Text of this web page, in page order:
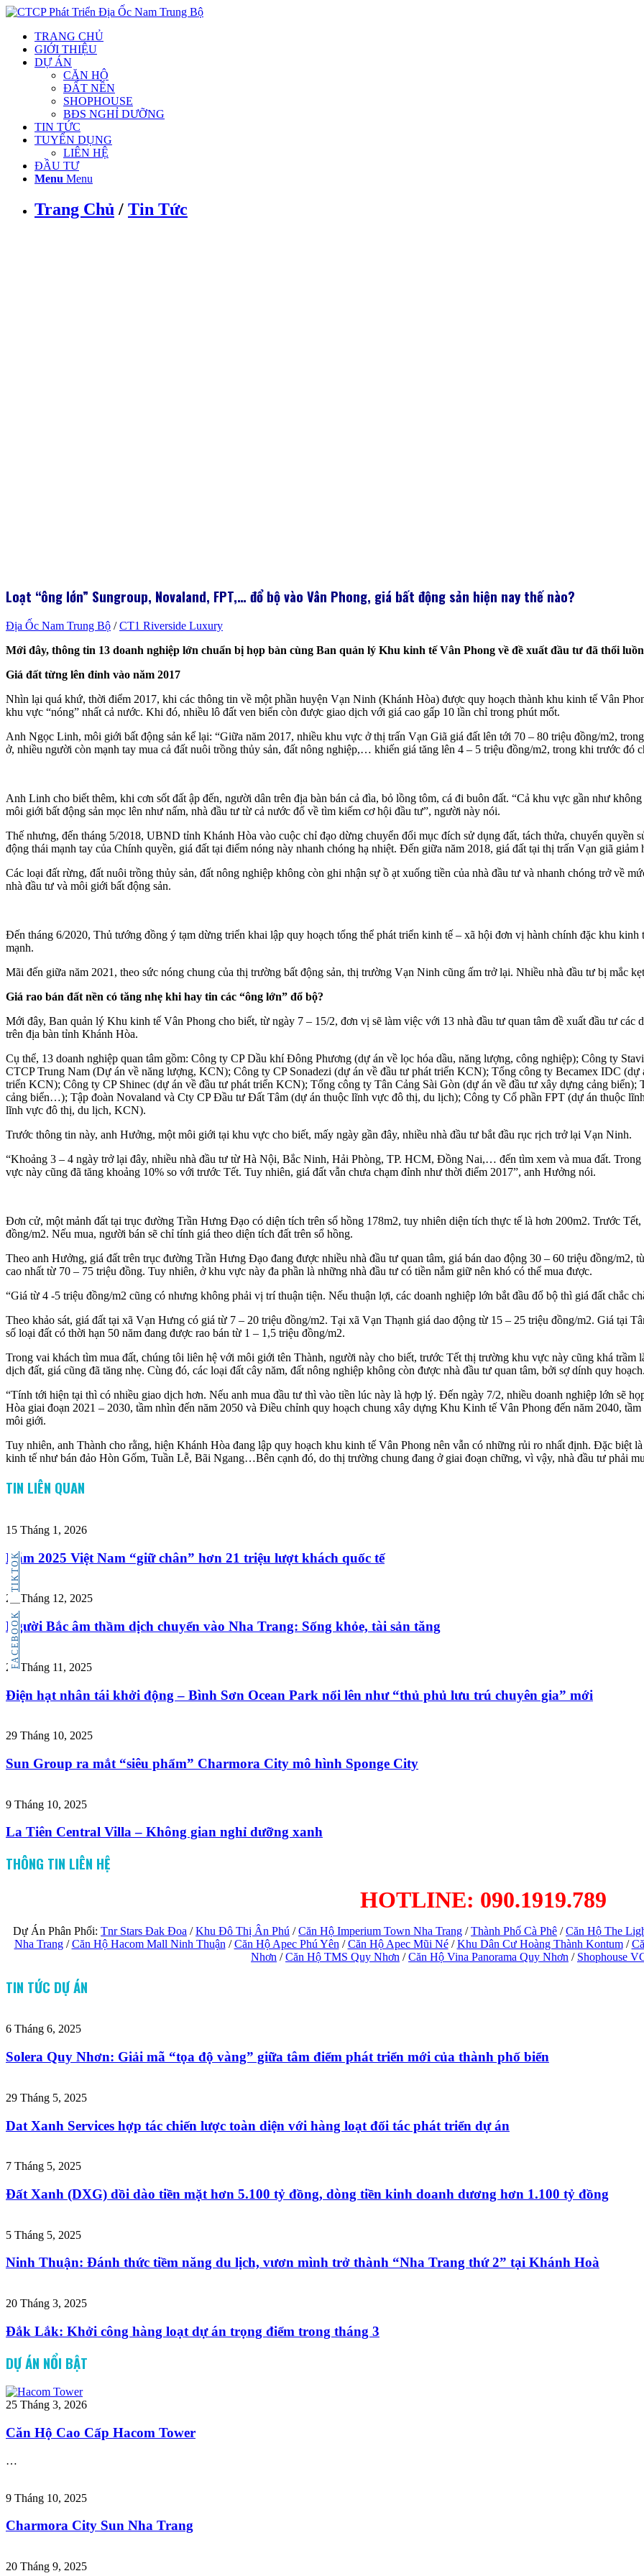
FACEBOOK
TIKTOK
TRANG CHỦ
GIỚI THIỆU
DỰ ÁN
CĂN HỘ
ĐẤT NỀN
SHOPHOUSE
BĐS NGHỈ DƯỠNG
TIN TỨC
TUYỂN DỤNG
LIÊN HỆ
ĐẦU TƯ
Menu Menu
Trang Chủ / Tin Tức
Loạt “ông lớn” Sungroup, Novaland, FPT,… đổ bộ vào Vân Phong, giá bất động sản hiện nay thế nào?
Địa Ốc Nam Trung Bộ /CT1 Riverside Luxury
Mới đây, thông tin 13 doanh nghiệp lớn chuẩn bị họp bàn cùng Ban quản lý Khu kinh tế Vân Phong về đề xuất đầu tư đã thổi
Giá đất từng lên đỉnh vào năm 2017
Nhìn lại quá khứ, thời điểm 2017, khi các thông tin về một phần huyện Vạn Ninh (Khánh Hòa) được quy hoạch thành khu kinh tế Vân
khu vực “nóng” nhất cả nước. Khi đó, nhiều lô đất ven biển còn được giao dịch với giá cao gấp 10 lần chỉ trong phút mốt.
Anh Ngọc Linh, môi giới bất động sản kể lại: “Giữa năm 2017, nhiều khu vực ở thị trấn Vạn Giã giá đất lên tới 70 – 80 triệu đồng/m2,
ở, nhiều người còn mạnh tay mua cả đất nuôi trồng thủy sản, đất nông nghiệp,… khiến giá tăng lên 4 – 5 triệu đồng/m2, trong khi trước đó
Anh Linh cho biết thêm, khi cơn sốt đất ập đến, người dân trên địa bàn bán cả đìa, bỏ lồng tôm, cá đi buôn đất. “Cả khu vực gần như
môi giới bất động sản mọc lên như nấm, nhà đầu tư từ cả nước đổ về tìm kiếm cơ hội đầu tư”, người này nói.
Thế nhưng, đến tháng 5/2018, UBND tỉnh Khánh Hòa vào cuộc chỉ đạo dừng chuyển đổi mục đích sử dụng đất, tách thửa, chuyển quyền
động thái mạnh tay của Chính quyền, giá đất tại điểm nóng này nhanh chóng hạ nhiệt. Đến giữa năm 2018, giá đất tại thị trấn Vạn giã
Các loại đất rừng, đất nuôi trồng thủy sản, đất nông nghiệp không còn ghi nhận sự ồ ạt xuống tiền của nhà đầu tư và nhanh chóng trở về
nhà đầu tư và môi giới bất động sản.
Đến tháng 6/2020, Thủ tướng đồng ý tạm dừng triển khai lập quy hoạch tổng thể phát triển kinh tế – xã hội đơn vị hành chính đặc khu
mạnh.
Mãi đến giữa năm 2021, theo sức nóng chung của thị trường bất động sản, thị trường Vạn Ninh cũng ấm trở lại. Nhiều nhà đầu tư bị mắc
Giá rao bán đất nền có tăng nhẹ khi hay tin các “ông lớn” đổ bộ?
Mới đây, Ban quản lý Khu kinh tế Vân Phong cho biết, từ ngày 7 – 15/2, đơn vị sẽ làm việc với 13 nhà đầu tư quan tâm đề xuất đầu tư
trên địa bàn tỉnh Khánh Hòa.
Cụ thể, 13 doanh nghiệp quan tâm gồm: Công ty CP Dầu khí Đông Phương (dự án về lọc hóa dầu, năng lượng, công nghiệp); Công ty
CTCP Trung Nam (Dự án về năng lượng, KCN); Công ty CP Sonadezi (dự án về đầu tư phát triển KCN); Tổng công ty Becamex IDC
triển KCN); Công ty CP Shinec (dự án về đầu tư phát triển KCN); Tổng công ty Tân Cảng Sài Gòn (dự án về đầu tư xây dựng cảng
cảng biển…); Tập đoàn Novaland và Cty CP Đầu tư Đất Tâm (dự án thuộc lĩnh vực đô thị, du lịch); Công ty Cổ phần FPT (dự án thuộc
lĩnh vực đô thị, du lịch, KCN).
Trước thông tin này, anh Hưởng, một môi giới tại khu vực cho biết, mấy ngày gần đây, nhiều nhà đầu tư bắt đầu rục rịch trở lại Vạn Ninh.
“Khoảng 3 – 4 ngày trở lại đây, nhiều nhà đầu tư từ Hà Nội, Bắc Ninh, Hải Phòng, TP. HCM, Đồng Nai,… đến tìm xem và mua đất.
vực này cũng đã tăng khoảng 10% so với trước Tết. Tuy nhiên, giá đất vẫn chưa chạm đỉnh như thời điểm 2017”, anh Hưởng nói.
Đơn cử, một mảnh đất tại trục đường Trần Hưng Đạo có diện tích trên sổ hồng 178m2, tuy nhiên diện tích thực tế là hơn 200m2. Trước
đồng/m2. Nếu mua, người bán sẽ chỉ tính giá theo diện tích đất trên sổ hồng.
Theo anh Hưởng, giá đất trên trục đường Trần Hưng Đạo đang được nhiều nhà đầu tư quan tâm, giá bán dao động 30 – 60 triệu đồng/
cao nhất từ 70 – 75 triệu đồng. Tuy nhiên, ở khu vực này đa phần là những nhà đầu tư có tiền nắm giữ nên khó có thể mua được.
“Giá từ 4 -5 triệu đồng/m2 cũng có nhưng không phải vị trí thuận tiện. Nếu thuận lợi, các doanh nghiệp lớn bắt đầu đổ bộ thì giá đất chắc
Theo khảo sát, giá đất tại xã Vạn Hưng có giá từ 7 – 20 triệu đồng/m2. Tại xã Vạn Thạnh giá dao động từ 15 – 25 triệu đồng/m2. Giá
số loại đất có thời hạn 50 năm đang được rao bán từ 1 – 1,5 triệu đồng/m2.
Trong vai khách tìm mua đất, chúng tôi liên hệ với môi giới tên Thành, người này cho biết, trước Tết thị trường khu vực này cũng khá trầm
dịch đất, giá cũng đã tăng nhẹ. Cùng đó, các loại đất cây năm, đất nông nghiệp không còn được nhà đầu tư quan tâm, bởi sợ dính quy hoạch.
“Tính tới hiện tại thì có nhiều giao dịch hơn. Nếu anh mua đầu tư thì vào tiền lúc này là hợp lý. Đến ngày 7/2, nhiều doanh nghiệp lớn sẽ
Hòa giai đoạn 2021 – 2030, tầm nhìn đến năm 2050 và Điều chỉnh quy hoạch chung xây dựng Khu Kinh tế Vân Phong đến năm 2040,
môi giới.
Tuy nhiên, anh Thành cho rằng, hiện Khánh Hòa đang lập quy hoạch khu kinh tế Vân Phong nên vẫn có những rủi ro nhất định. Đặc biệt
kinh tế như bán đảo Hòn Gốm, Tuần Lễ, Bãi Ngang…Bên cạnh đó, do thị trường chung đang ở giai đoạn chững, vì vậy, nhà đầu tư phải
TIN LIÊN QUAN
15 Tháng 1, 2026
Năm 2025 Việt Nam “giữ chân” hơn 21 triệu lượt khách quốc tế
29 Tháng 12, 2025
Người Bắc âm thầm dịch chuyển vào Nha Trang: Sống khỏe, tài sản tăng
27 Tháng 11, 2025
Điện hạt nhân tái khởi động – Bình Sơn Ocean Park nổi lên như “thủ phủ lưu trú chuyên gia” mới
29 Tháng 10, 2025
Sun Group ra mắt “siêu phẩm” Charmora City mô hình Sponge City
9 Tháng 10, 2025
La Tiên Central Villa – Không gian nghỉ dưỡng xanh
THÔNG TIN LIÊN HỆ
HOTLINE: 090.1919.789
Dự Án Phân Phối: Tnr Stars Đak Đoa /Khu Đô Thị Ân Phú /Căn Hộ Imperium Town Nha Trang /Thành Phố Cà Phê /Căn Hộ The
Nha Trang/Căn Hộ Hacom Mall Ninh Thuận /Căn Hộ Apec Phú Yên /Căn Hộ Apec Mũi Né/Khu Dân Cư Hoàng Thành Kontum/
Nhơn /Căn Hộ TMS Quy Nhơn /Căn Hộ Vina Panorama Quy Nhơn / Shophouse
TIN TỨC DỰ ÁN
6 Tháng 6, 2025
Solera Quy Nhơn: Giải mã “tọa độ vàng” giữa tâm điểm phát triển mới của thành phố biển
29 Tháng 5, 2025
Dat Xanh Services hợp tác chiến lược toàn diện với hàng loạt đối tác phát triển dự án
7 Tháng 5, 2025
Đất Xanh (DXG) dồi dào tiền mặt hơn 5.100 tỷ đồng, dòng tiền kinh doanh dương hơn 1.100 tỷ đồng
5 Tháng 5, 2025
Ninh Thuận: Đánh thức tiềm năng du lịch, vươn mình trở thành “Nha Trang thứ 2” tại Khánh Hoà
20 Tháng 3, 2025
Đắk Lắk: Khởi công hàng loạt dự án trọng điểm trong tháng 3
DỰ ÁN NỔI BẬT
25 Tháng 3, 2026
Căn Hộ Cao Cấp Hacom Tower
…
9 Tháng 10, 2025
Charmora City Sun Nha Trang
20 Tháng 9, 2025